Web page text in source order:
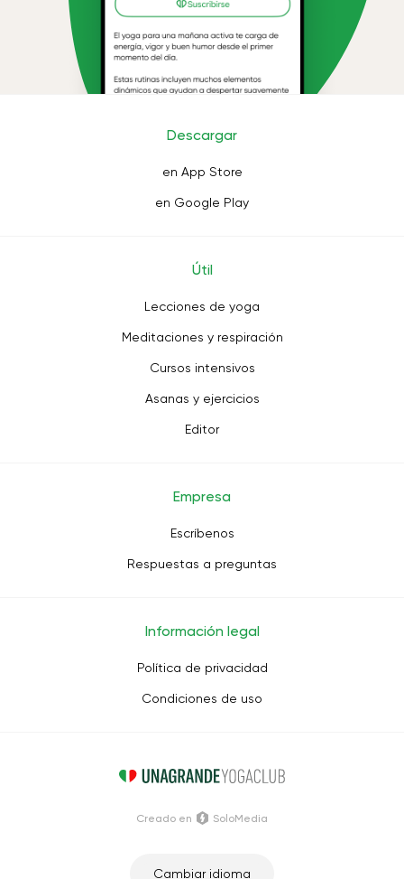
Descargar
en App Store
en Google Play
Útil
Lecciones de yoga
Meditaciones y respiración
Cursos intensivos
Asanas y ejercicios
Editor
Empresa
Escríbenos
Respuestas a preguntas
Información legal
Política de privacidad
Condiciones de uso
Cambiar idioma
Creado en SoloMedia